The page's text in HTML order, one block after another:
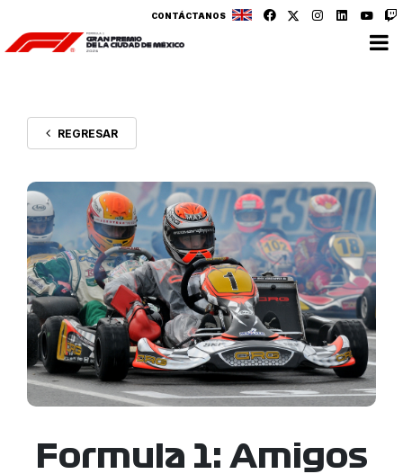
CONTÁCTANOS
REGRESAR
Formula 1: Amigos